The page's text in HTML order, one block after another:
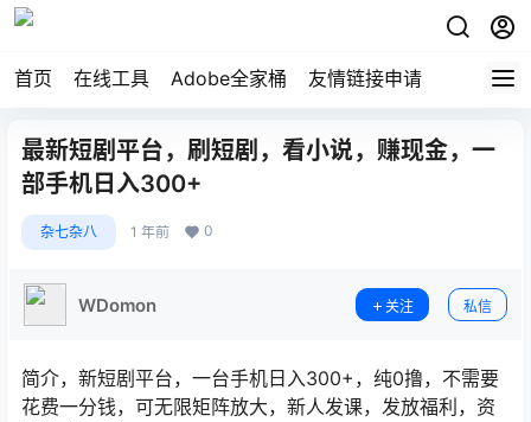
首页 在线工具 Adobe全家桶 友情链接申请
最新短剧平台，刷短剧，看小说，赚现金，一
部手机日入300+
杂七杂八 1 年前 0
WDomon 关注 私信
简介，新短剧平台，一台手机日入300+，纯0撸，不需要
花费一分钱，可无限矩阵放大，新人发课，发放福利，资